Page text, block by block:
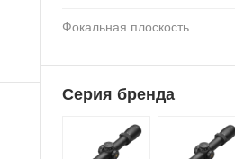
Фокальная плоскость
Серия бренда